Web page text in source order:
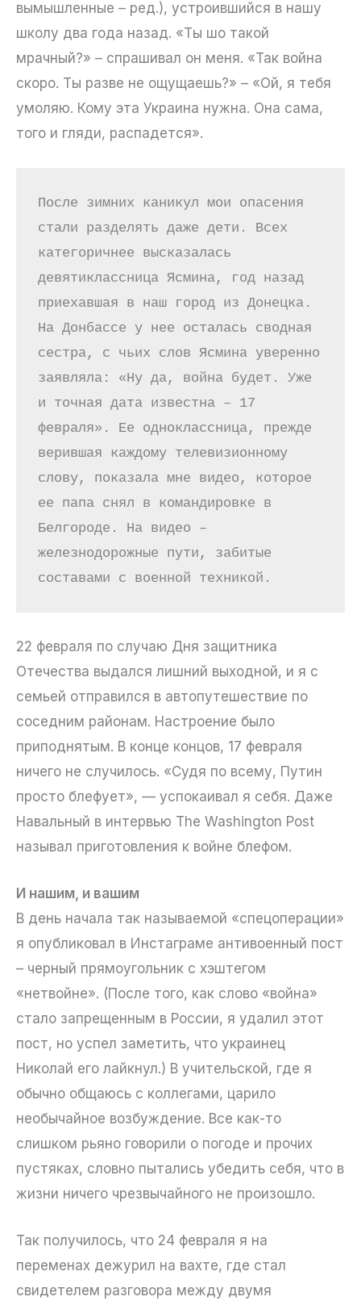
вымышленные – ред.), устроившийся в нашу
школу два года назад. «Ты шо такой
мрачный?» – спрашивал он меня. «Так война
скоро. Ты разве не ощущаешь?» – «Ой, я тебя
умоляю. Кому эта Украина нужна. Она сама,
того и гляди, распадется».
После зимних каникул мои опасения
стали разделять даже дети. Всех
категоричнее высказалась
девятиклассница Ясмина, год назад
приехавшая в наш город из Донецка.
На Донбассе у нее осталась сводная
сестра, с чьих слов Ясмина уверенно
заявляла: «Ну да, война будет. Уже
и точная дата известна – 17
февраля». Ее одноклассница, прежде
верившая каждому телевизионному
слову, показала мне видео, которое
ее папа снял в командировке в
Белгороде. На видео –
железнодорожные пути, забитые
составами с военной техникой.
22 февраля по случаю Дня защитника
Отечества выдался лишний выходной, и я с
семьей отправился в автопутешествие по
соседним районам. Настроение было
приподнятым. В конце концов, 17 февраля
ничего не случилось. «Судя по всему, Путин
просто блефует», — успокаивал я себя. Даже
Навальный в интервью The Washington Post
называл приготовления к войне блефом.
И нашим, и вашим
В день начала так называемой «спецоперации»
я опубликовал в Инстаграме антивоенный пост
– черный прямоугольник с хэштегом
«нетвойне». (После того, как слово «война»
стало запрещенным в России, я удалил этот
пост, но успел заметить, что украинец
Николай его лайкнул.) В учительской, где я
обычно общаюсь с коллегами, царило
необычайное возбуждение. Все как-то
слишком рьяно говорили о погоде и прочих
пустяках, словно пытались убедить себя, что в
жизни ничего чрезвычайного не произошло.
Так получилось, что 24 февраля я на
переменах дежурил на вахте, где стал
свидетелем разговора между двумя